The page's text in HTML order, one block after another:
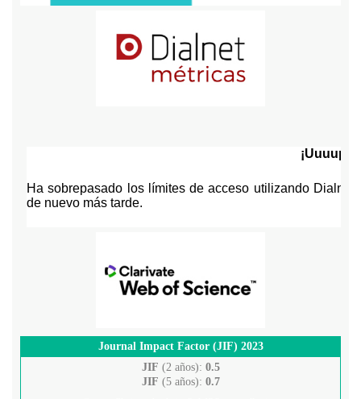
Journal Impact Factor (JIF) 2023
JIF (2 años): 0.5
JIF (5 años): 0.7